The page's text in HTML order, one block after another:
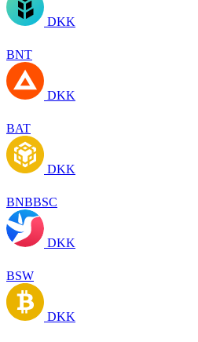
DKK
BNT
DKK
BAT
DKK
BNBBSC
DKK
BSW
DKK